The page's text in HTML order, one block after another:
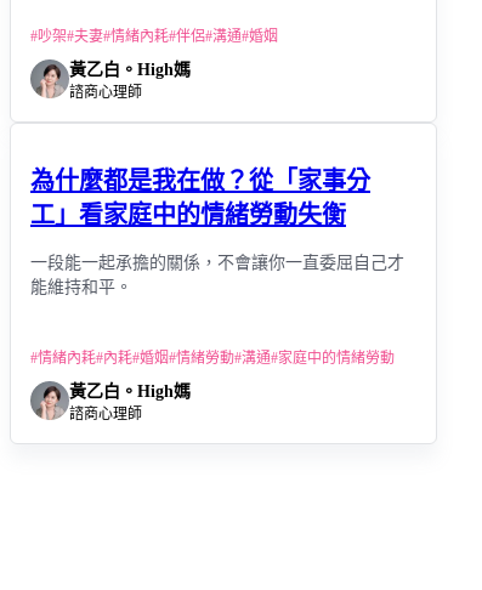
#吵架#夫妻#情緒內耗#伴侶#溝通#婚姻
黃乙白。High媽
諮商心理師
為什麼都是我在做？從「家事分
工」看家庭中的情緒勞動失衡
一段能一起承擔的關係，不會讓你一直委屈自己才
能維持和平。
#情緒內耗#內耗#婚姻#情緒勞動#溝通#家庭中的情緒勞動
黃乙白。High媽
諮商心理師